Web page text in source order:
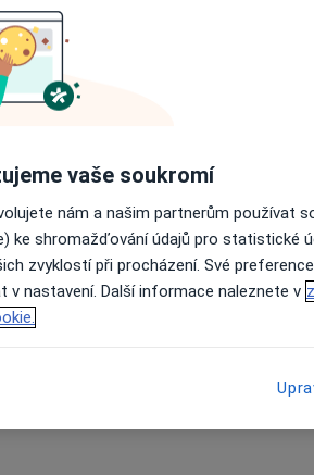
prenatální diagnostiky ÚPMD.
medicíny.
Londýn (9 certifikátů).
gynekologicko porodnická
a superkonziliárních
Foundation.
School of 3D
diagnostiky ÚPMD
ÚPMD
vaše soukromí
nám a našim partnerům používat
ke shromažďování údajů pro statistické
zvyklostí při procházení. Své
v nastavení. Další informace naleznete v